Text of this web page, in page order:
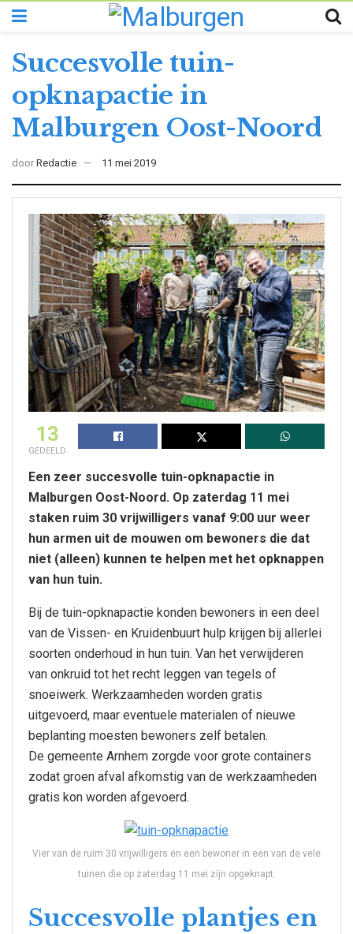
Succesvolle tuin-
opknapactie in
Malburgen Oost-Noord
door Redactie 11 mei 2019
13
GEDEELD
Een zeer succesvolle tuin-opknapactie in
Malburgen Oost-Noord. Op zaterdag 11 mei
staken ruim 30 vrijwilligers vanaf 9:00 uur weer
hun armen uit de mouwen om bewoners die dat
niet (alleen) kunnen te helpen met het opknappen
van hun tuin.
Bij de tuin-opknapactie konden bewoners in een deel
van de Vissen- en Kruidenbuurt hulp krijgen bij allerlei
soorten onderhoud in hun tuin. Van het verwijderen
van onkruid tot het recht leggen van tegels of
snoeiwerk. Werkzaamheden worden gratis
uitgevoerd, maar eventuele materialen of nieuwe
beplanting moesten bewoners zelf betalen.
De gemeente Arnhem zorgde voor grote containers
zodat groen afval afkomstig van de werkzaamheden
gratis kon worden afgevoerd.
Vier van de ruim 30 vrijwilligers en een bewoner in een van de vele
tuinen die op zaterdag 11 mei zijn opgeknapt.
Succesvolle plantjes en